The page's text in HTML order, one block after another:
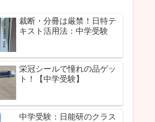
裁断・分冊は厳禁！日特テ
キスト活用法：中学受験
栄冠シールで憧れの品ゲッ
ト！【中学受験】
中学受験：日能研のクラス